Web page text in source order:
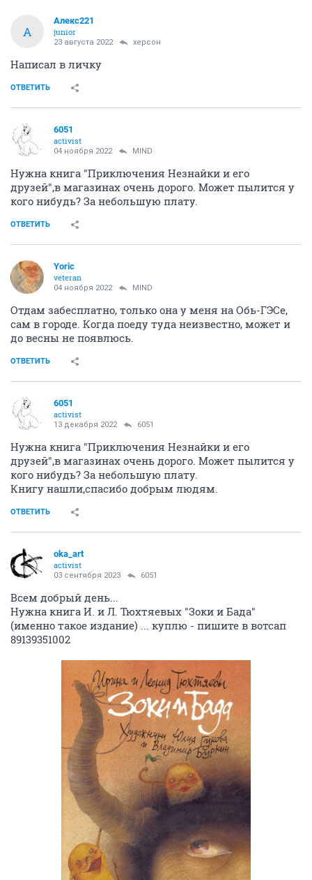
А
Алекс221
junior
23 августа 2022 херсон
Написал в личку
ОТВЕТИТЬ
6051
activist
04 ноября 2022 MIND
Нужна книга "Приключения Незнайки и его
друзей",в магазинах очень дорого. Может пылится у
кого нибудь? За небольшую плату.
ОТВЕТИТЬ
Yoric
veteran
04 ноября 2022 MIND
Отдам забесплатно, только она у меня на Обь-ГЭСе,
сам в городе. Когда поеду туда неизвестно, может и
до весны не появлюсь.
ОТВЕТИТЬ
6051
activist
13 декабря 2022 6051
Нужна книга "Приключения Незнайки и его
друзей",в магазинах очень дорого. Может пылится у
кого нибудь? За небольшую плату.
Книгу нашли,спасибо добрым людям.
ОТВЕТИТЬ
oka_art
activist
03 сентября 2023 6051
Всем добрый день...
Нужна книга И. и Л. Тюхтяевых "Зоки и Бада"
(именно такое издание) ... куплю - пишите в вотсап
89139351002